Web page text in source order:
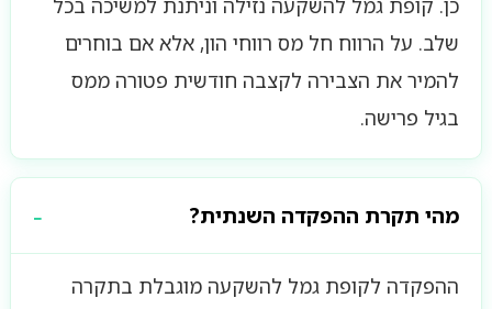
כן. קופת גמל להשקעה נזילה וניתנת למשיכה בכל
שלב. על הרווח חל מס רווחי הון, אלא אם בוחרים
להמיר את הצבירה לקצבה חודשית פטורה ממס
בגיל פרישה.
מהי תקרת ההפקדה השנתית?
ההפקדה לקופת גמל להשקעה מוגבלת בתקרה